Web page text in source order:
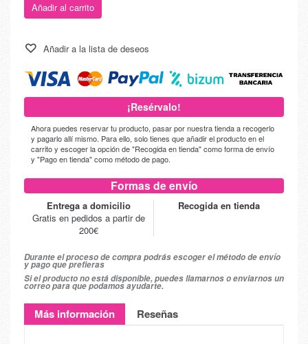
Añadir al carrito
Añadir a la lista de deseos
¡Resérvalo!
Ahora puedes reservar tu producto, pasar por nuestra tienda a recogerlo
y pagarlo allí mismo. Para ello, solo tienes que añadir el producto en el
carrito y escoger la opción de "Recogida en tienda" como forma de envío
y "Pago en tienda" como método de pago.
Formas de envío
Entrega a domicilio
Gratis en pedidos a partir de
200€
Recogida en tienda
Durante el proceso de compra podrás escoger el método de envío
y pago que prefieras
Si el producto no está disponible, puedes llamarnos o enviarnos un
correo para que podamos ayudarte.
Más información Reseñas